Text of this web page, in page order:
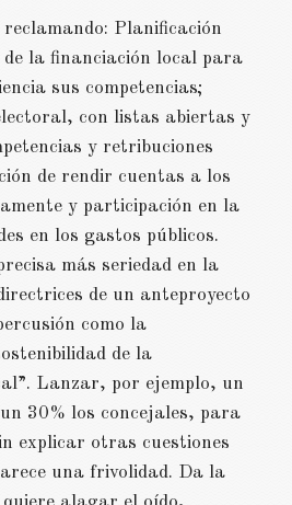
Planificación
la financiación local para
sus competencias;
con listas abiertas y
y retribuciones
de rendir cuentas a los
y participación en la
en los gastos públicos.
más seriedad en la
de un anteproyecto
como la
de la
Lanzar, por ejemplo, un
30% los concejales, para
explicar otras cuestiones
una frivolidad. Da la